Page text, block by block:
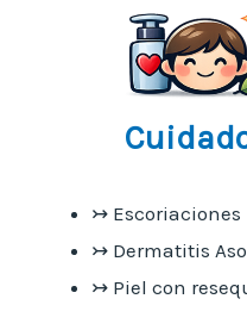
↣ Escoriaciones
↣ Dermatitis
↣ Piel con